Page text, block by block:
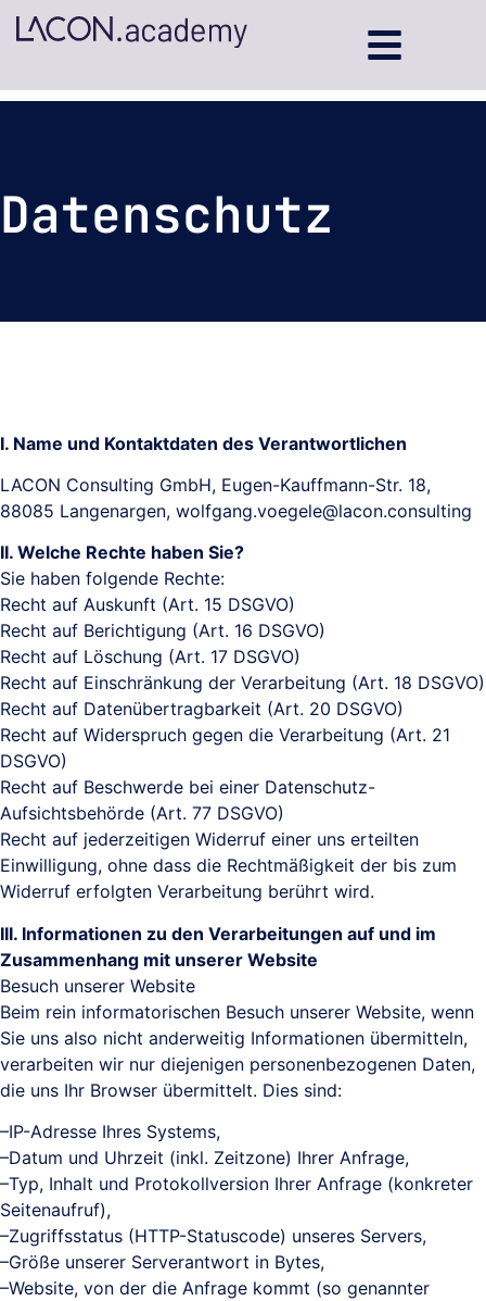
Datenschutz
I. Name und Kontaktdaten des Verantwortlichen
LACON Consulting GmbH, Eugen-Kauffmann-Str. 18,
88085 Langenargen, wolfgang.voegele@lacon.consulting
II. Welche Rechte haben Sie?
Sie haben folgende Rechte:
Recht auf Auskunft (Art. 15 DSGVO)
Recht auf Berichtigung (Art. 16 DSGVO)
Recht auf Löschung (Art. 17 DSGVO)
Recht auf Einschränkung der Verarbeitung (Art. 18 DSGVO)
Recht auf Datenübertragbarkeit (Art. 20 DSGVO)
Recht auf Widerspruch gegen die Verarbeitung (Art. 21
DSGVO)
Recht auf Beschwerde bei einer Datenschutz-
Aufsichtsbehörde (Art. 77 DSGVO)
Recht auf jederzeitigen Widerruf einer uns erteilten
Einwilligung, ohne dass die Rechtmäßigkeit der bis zum
Widerruf erfolgten Verarbeitung berührt wird.
III. Informationen zu den Verarbeitungen auf und im
Zusammenhang mit unserer Website
Besuch unserer Website
Beim rein informatorischen Besuch unserer Website, wenn
Sie uns also nicht anderweitig Informationen übermitteln,
verarbeiten wir nur diejenigen personenbezogenen Daten,
die uns Ihr Browser übermittelt. Dies sind:
–IP-Adresse Ihres Systems,
–Datum und Uhrzeit (inkl. Zeitzone) Ihrer Anfrage,
–Typ, Inhalt und Protokollversion Ihrer Anfrage (konkreter
Seitenaufruf),
–Zugriffsstatus (HTTP-Statuscode) unseres Servers,
–Größe unserer Serverantwort in Bytes,
–Website, von der die Anfrage kommt (so genannter